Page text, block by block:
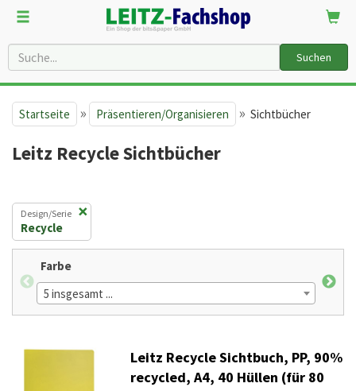
Suchen
Startseite » Präsentieren/Organisieren » Sichtbücher
Leitz Recycle Sichtbücher
×
Design/Serie
Recycle
Farbe
5 insgesamt ...
Leitz Recycle Sichtbuch, PP, 90%
recycled, A4, 40 Hüllen (für 80